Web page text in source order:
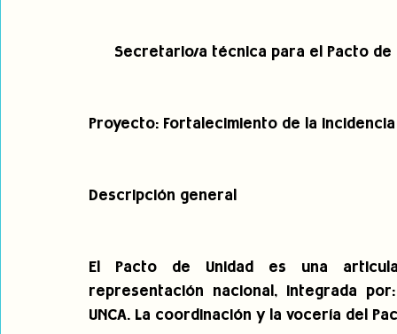
Secretario/a técnica para el Pacto de
Proyecto: Fortalecimiento de la
Descripción general
El Pacto de Unidad es una
representación nacional, integrada por:
UNCA. La coordinación y la vocería del